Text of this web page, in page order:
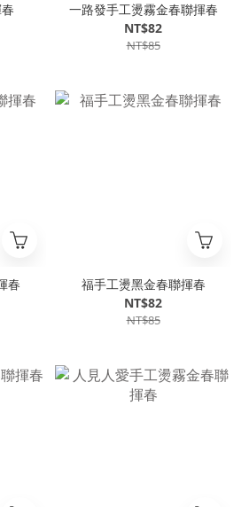
一路發手工燙霧金春聯揮春
NT$82
NT$85
春
福手工燙黑金春聯揮春
NT$82
NT$85